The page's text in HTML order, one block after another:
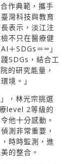
作典範，攜手
灣科技與教育
表示，淡江注
不只在醫療健
＋SDGs＝∞」
SDGs，結合工
的研究能量，
境。」
，林光宗挑選
level 2等級的
他十分感動。
測非常重要，
時時監測，進
的整合。